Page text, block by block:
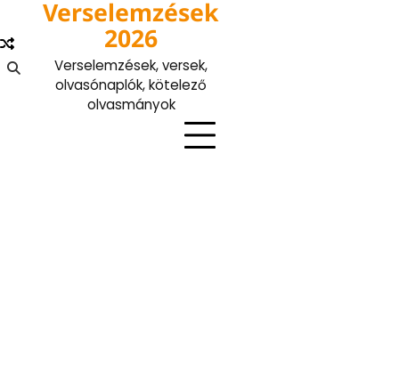
content
Verselemzések
2026
Verselemzések, versek,
olvasónaplók, kötelező
olvasmányok